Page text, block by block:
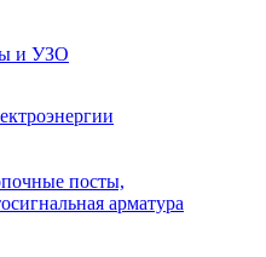
и УЗО
посты,
арматура